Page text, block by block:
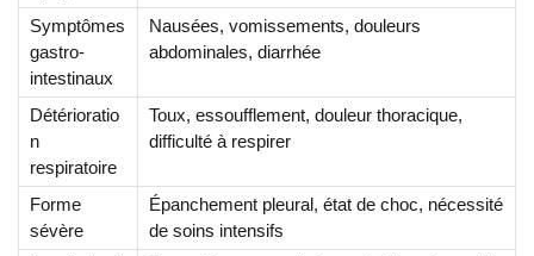
Symptômes
gastro-
intestinaux
Nausées, vomissements, douleurs
abdominales, diarrhée
Détérioratio
n
respiratoire
Toux, essoufflement, douleur thoracique,
difficulté à respirer
Forme
sévère
Épanchement pleural, état de choc, nécessité
de soins intensifs